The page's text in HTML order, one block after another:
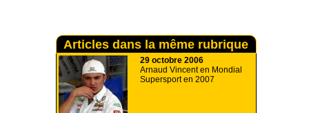
Articles dans la même rubrique
29 octobre 2006
Arnaud Vincent en Mondial
Supersport en 2007